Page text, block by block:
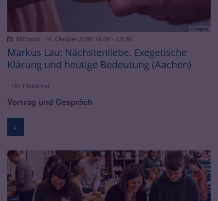
© magnific
Markus Lau: Nächstenliebe. Exegetische
Klärung und heutige Bedeutung (Aachen)
10+ Plätze frei
Mittwoch, 14. Oktober 2026 18:00 - 19:30
Vortrag und Gespräch
+